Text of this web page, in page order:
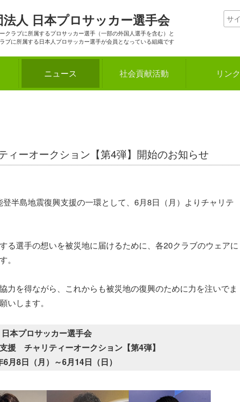
人 日本プロサッカー選手会
クラブに所属するプロサッカー選手（一部の外国人選手を含む）と
ブに所属する日本人プロサッカー選手が会員となっている組織です
ニュース 社会貢献活動 リンク
ーオークション【第4弾】開始のお知らせ
半島地震復興支援の一環として、6月8日（月）よりチャリテ
る選手の想いを被災地に届けるために、各20クラブのウェアに
。
力を得ながら、これからも被災地の復興のために力を注いでま
いします。
日本プロサッカー選手会
援 チャリティーオークション【第4弾】
6月8日（月）～6月14日（日）